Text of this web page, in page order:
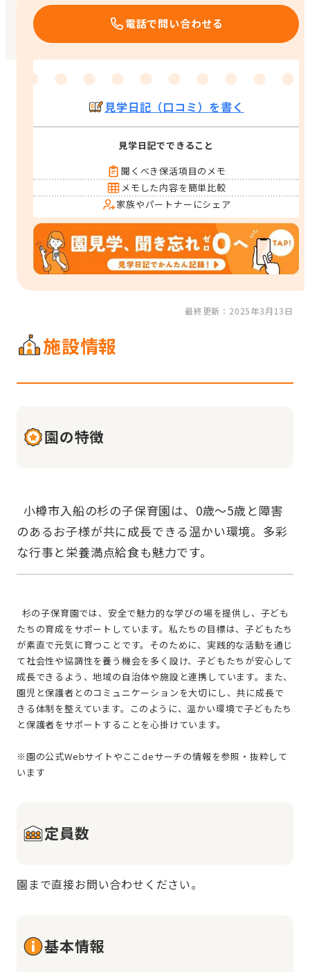
電話で問い合わせる
見学日記（口コミ）を書く
見学日記でできること
聞くべき保活項目のメモ
メモした内容を簡単比較
家族やパートナーにシェア
最終更新：2025年3月13日
施設情報
園の特徴
のあるお子様が共に成長できる温かい環境。多彩
たちの育成をサポートしています。私たちの目標は、子どもたち
が素直で元気に育つことです。そのために、実践的な活動を通じ
て社会性や協調性を養う機会を多く設け、子どもたちが安心して
成長できるよう、地域の自治体や施設と連携しています。また、
園児と保護者とのコミュニケーションを大切にし、共に成長で
きる体制を整えています。このように、温かい環境で子どもたち
と保護者をサポートすることを心掛けています。
※園の公式Webサイトやここdeサーチの情報を参照・抜粋して
定員数
園まで直接お問い合わせください。
基本情報